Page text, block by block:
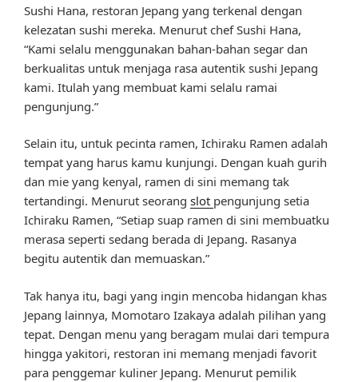
Sushi Hana, restoran Jepang yang terkenal dengan
kelezatan sushi mereka. Menurut chef Sushi Hana,
“Kami selalu menggunakan bahan-bahan segar dan
berkualitas untuk menjaga rasa autentik sushi Jepang
kami. Itulah yang membuat kami selalu ramai
pengunjung.”
Selain itu, untuk pecinta ramen, Ichiraku Ramen adalah
tempat yang harus kamu kunjungi. Dengan kuah gurih
dan mie yang kenyal, ramen di sini memang tak
tertandingi. Menurut seorang slot pengunjung setia
Ichiraku Ramen, “Setiap suap ramen di sini membuatku
merasa seperti sedang berada di Jepang. Rasanya
begitu autentik dan memuaskan.”
Tak hanya itu, bagi yang ingin mencoba hidangan khas
Jepang lainnya, Momotaro Izakaya adalah pilihan yang
tepat. Dengan menu yang beragam mulai dari tempura
hingga yakitori, restoran ini memang menjadi favorit
para penggemar kuliner Jepang. Menurut pemilik